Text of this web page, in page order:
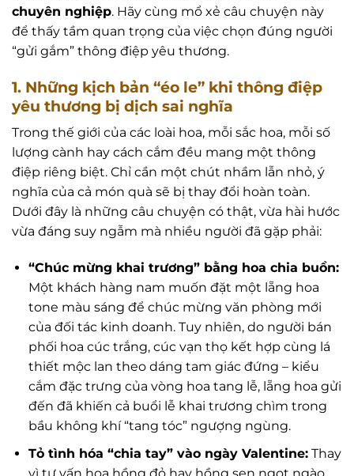
chuyên nghiệp. Hãy cùng mổ xẻ câu chuyện này
để thấy tầm quan trọng của việc chọn đúng người
“gửi gắm” thông điệp yêu thương.
1. Những kịch bản “éo le” khi thông điệp
yêu thương bị dịch sai nghĩa
Trong thế giới của các loài hoa, mỗi sắc hoa, mỗi số
lượng cành hay cách cắm đều mang một thông
điệp riêng biệt. Chỉ cần một chút nhầm lẫn nhỏ, ý
nghĩa của cả món quà sẽ bị thay đổi hoàn toàn.
Dưới đây là những câu chuyện có thật, vừa hài hước
vừa đáng suy ngẫm mà nhiều người đã gặp phải:
“Chúc mừng khai trương” bằng hoa chia buồn:
Một khách hàng nam muốn đặt một lẵng hoa
tone màu sáng để chúc mừng văn phòng mới
của đối tác kinh doanh. Tuy nhiên, do người bán
phối hoa cúc trắng, cúc vạn thọ kết hợp cùng lá
thiết mộc lan theo dáng tam giác đứng – kiểu
cắm đặc trưng của vòng hoa tang lễ, lẵng hoa gửi
đến đã khiến cả buổi lễ khai trương chìm trong
bầu không khí “tang tóc” ngượng ngùng.
Tỏ tình hóa “chia tay” vào ngày Valentine:Thay